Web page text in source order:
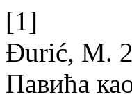
[1]
Đurić, M.
Павића